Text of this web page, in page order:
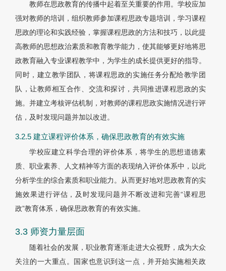
教师在思政教育的传播中起着至关重要的作用。学校应加
强对教师的培训，组织教师参加课程思政专题培训，学习课程
思政的理论和实践经验，掌握课程思政的方法和技巧，以此提
高教师的思想政治素质和教育教学能力，使其能够更好地将思
政教育融入专业课程教学中，为学生的成长提供更好的指导。
同时，建立教学团队，将课程思政的实施任务分配给教学团
队，让教师相互合作、交流和探讨，共同推进课程思政的实
施。并建立考核评估机制，对教师的课程思政实施情况进行评
估，及时发现问题并加以改进。
3.2.5 建立课程评价体系，确保思政教育的有效实施
学校应建立科学合理的评价体系，将学生的思想道德素
质、职业素养、人文精神等方面的表现纳入评价体系中，以此
分析学生的综合素质和职业能力。从而更好地对思政教育的实
施效果进行评估，及时发现问题并不断改进和完善“课程思
政”教育体系，确保思政教育的有效实施。
3.3 师资力量层面
随着社会的发展，职业教育逐渐走进大众视野，成为大众
关注的一大重点。国家也意识到这一点，并开始实施相关政